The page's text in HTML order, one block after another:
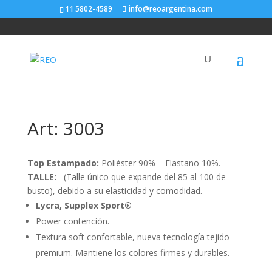
11 5802-4589 info@reoargentina.com
Art: 3003
Top Estampado: Poliéster 90% – Elastano 10%.
TALLE:
(Talle único que expande del 85 al 100 de
busto), debido a su elasticidad y comodidad.
Lycra, Supplex Sport®
Power contención.
Textura soft confortable, nueva tecnología tejido
premium. Mantiene los colores firmes y durables.